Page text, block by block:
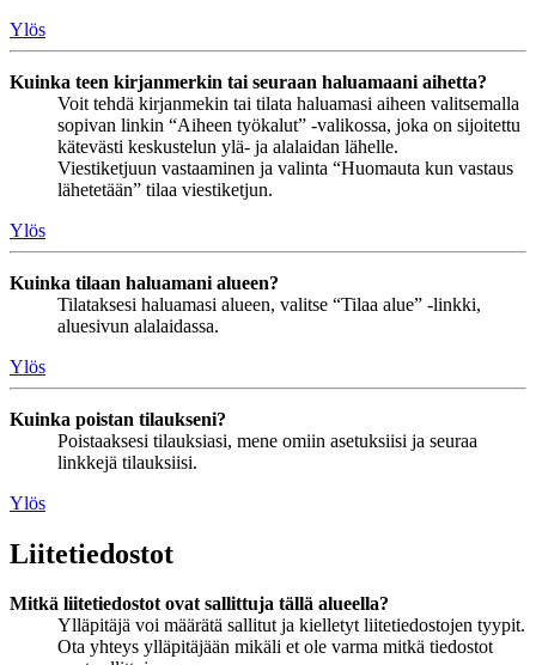
Ylös
Kuinka teen kirjanmerkin tai seuraan haluamaani aihetta?
Voit tehdä kirjanmekin tai tilata haluamasi aiheen valitsemalla
sopivan linkin “Aiheen työkalut” -valikossa, joka on sijoitettu
kätevästi keskustelun ylä- ja alalaidan lähelle.
Viestiketjuun vastaaminen ja valinta “Huomauta kun vastaus
lähetetään” tilaa viestiketjun.
Ylös
Kuinka tilaan haluamani alueen?
Tilataksesi haluamasi alueen, valitse “Tilaa alue” -linkki,
aluesivun alalaidassa.
Ylös
Kuinka poistan tilaukseni?
Poistaaksesi tilauksiasi, mene omiin asetuksiisi ja seuraa
linkkejä tilauksiisi.
Ylös
Liitetiedostot
Mitkä liitetiedostot ovat sallittuja tällä alueella?
Ylläpitäjä voi määrätä sallitut ja kielletyt liitetiedostojen tyypit.
Ota yhteys ylläpitäjään mikäli et ole varma mitkä tiedostot